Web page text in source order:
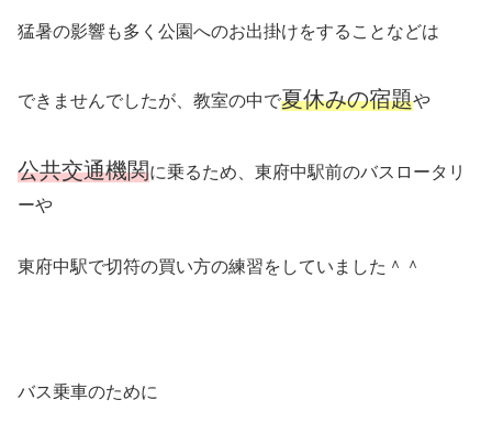
猛暑の影響も多く公園へのお出掛けをすることなどは
できませんでしたが、教室の中で夏休みの宿題や
公共交通機関に乗るため、東府中駅前のバスロータリ
ーや
東府中駅で切符の買い方の練習をしていました＾＾
バス乗車のために